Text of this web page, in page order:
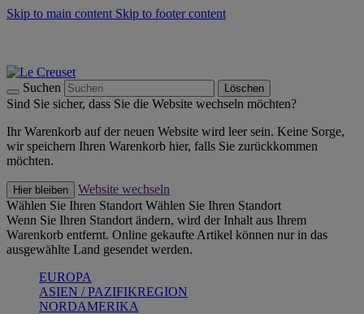
Skip to main content Skip to footer content
Suchen Löschen
Sind Sie sicher, dass Sie die Website wechseln möchten?
Ihr Warenkorb auf der neuen Website wird leer sein. Keine Sorge,
wir speichern Ihren Warenkorb hier, falls Sie zurückkommen
möchten.
Hier bleiben
Website wechseln
Wählen Sie Ihren Standort Wählen Sie Ihren Standort
Wenn Sie Ihren Standort ändern, wird der Inhalt aus Ihrem
Warenkorb entfernt. Online gekaufte Artikel können nur in das
ausgewählte Land gesendet werden.
EUROPA
ASIEN / PAZIFIKREGION
NORDAMERIKA